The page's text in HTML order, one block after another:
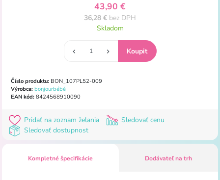
43,90 €
36,28 € bez DPH
Skladom
Číslo produktu:BON_107PL52-009
Výrobca: bonjourbébé
EAN kód:8424568910090
Pridať na zoznam želania
Sledovať cenu
Sledovať dostupnost
Kompletné špecifikácie Dodávateľ na trh